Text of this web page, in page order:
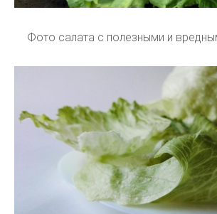
Фото салата с полезными и